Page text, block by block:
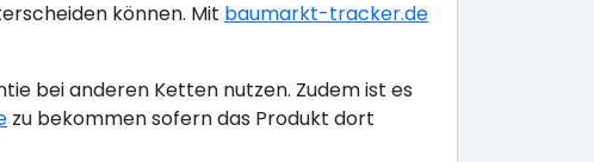
können. Mit baumarkt-tracker.de
bei anderen Ketten nutzen. Zudem ist es
zu bekommen sofern das Produkt dort